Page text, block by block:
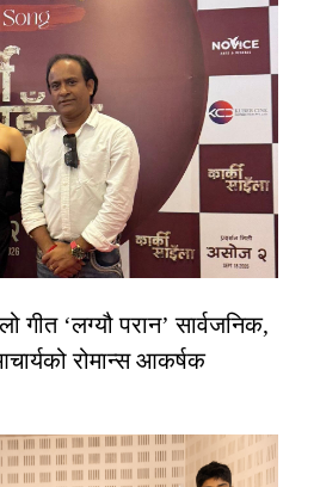
गीत ‘लग्यौ परान’ सार्वजनिक,
रोमान्स आकर्षक